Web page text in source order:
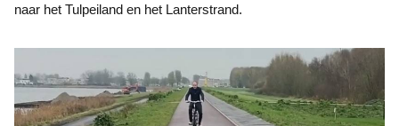
naar het Tulpeiland en het Lanterstrand.